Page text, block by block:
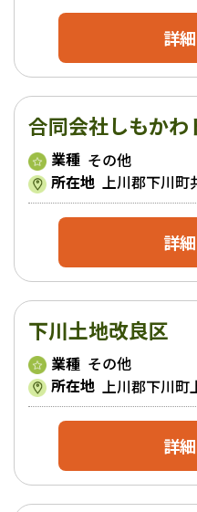
詳
合同会社しもかわ
業種 その他
所在地 上川郡下川町
詳
下川土地改良区
業種 その他
所在地 上川郡下川
詳